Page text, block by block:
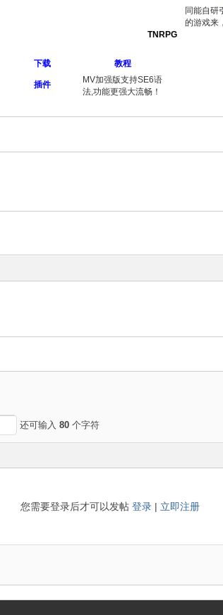
TNRPG
同能自研
的游戏来
下载 教程
插件
MV加强版支持SE6语
法,功能更强大流畅！
还可输入 80 个字符
您需要登录后才可以发帖 登录 | 立即注册